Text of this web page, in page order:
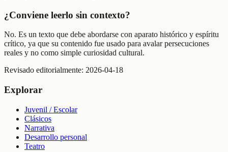
¿Conviene leerlo sin contexto?
No. Es un texto que debe abordarse con aparato histórico y espíritu
crítico, ya que su contenido fue usado para avalar persecuciones
reales y no como simple curiosidad cultural.
Revisado editorialmente: 2026-04-18
Explorar
Juvenil / Escolar
Clásicos
Narrativa
Desarrollo personal
Teatro